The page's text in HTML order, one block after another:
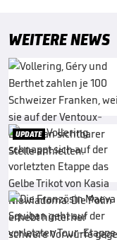
WEITERE NEWS
UPDATE